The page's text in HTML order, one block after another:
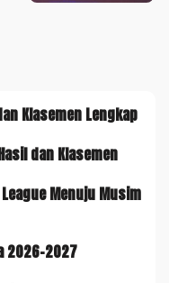
Klasemen Lengkap
dan Klasemen
Menuju Musim
2026-2027